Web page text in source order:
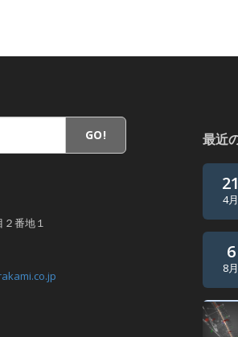
GO!
番地１
最近
21
4月
6
8月